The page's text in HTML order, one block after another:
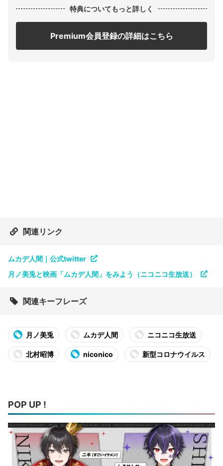
特典についてもっと詳しく
Premium会員登録の詳細はこちら
関連リンク
ムカデ人間｜公式twitter
月ノ美兎と映画「ムカデ人間」をみよう（ニコニコ生放送）
関連キーフレーズ
月ノ美兎 ムカデ人間 ニコニコ生放送
北村昭博 niconico 新型コロナウイルス
POP UP !